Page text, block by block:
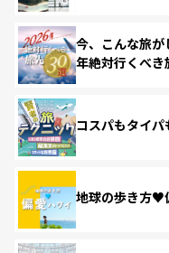
今、こんな旅
年絶対行くべき
コスパもタイ
地球の歩き方♥